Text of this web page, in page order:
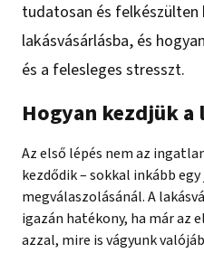
tudatosan és felkészülten
lakásvásárlásba, és
és a felesleges stresszt.
Hogyan kezdjük a
Az első lépés nem az
kezdődik – sokkal inkább
megválaszolásánál. A
igazán hatékony, ha már az
azzal, mire is vágyunk